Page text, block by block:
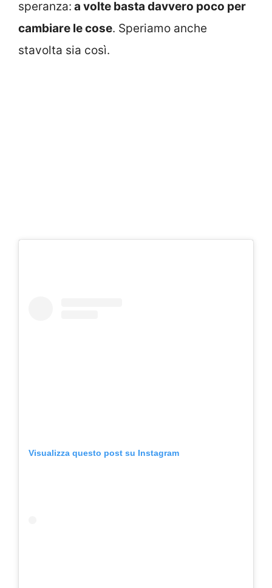
speranza: a volte basta davvero poco per
cambiare le cose. Speriamo anche
stavolta sia così.
Visualizza questo post su Instagram